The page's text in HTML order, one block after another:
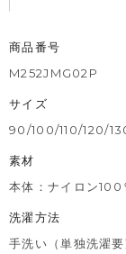
商品番号
M252JMG02P
サイズ
90/100/110/120/
素材
本体：ナイロン100
洗濯方法
手洗い（単独洗濯